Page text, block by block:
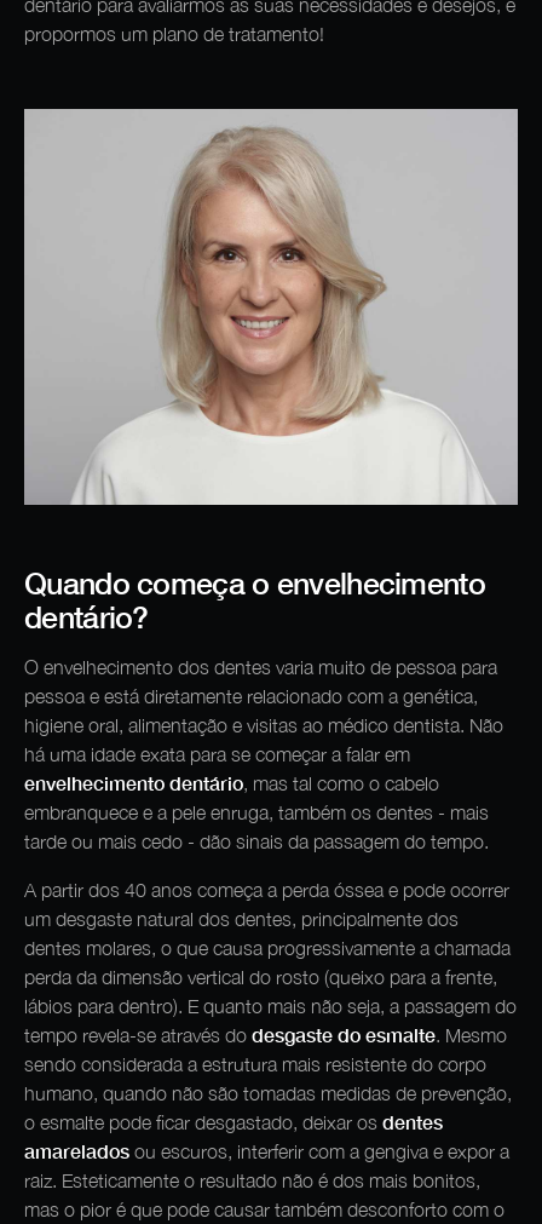
dentário para avaliarmos as suas necessidades e desejos, e
propormos um plano de tratamento!
Quando começa o envelhecimento
dentário?
O envelhecimento dos dentes varia muito de pessoa para
pessoa e está diretamente relacionado com a genética,
higiene oral, alimentação e visitas ao médico dentista. Não
há uma idade exata para se começar a falar em
envelhecimento dentário, mas tal como o cabelo
embranquece e a pele enruga, também os dentes - mais
tarde ou mais cedo - dão sinais da passagem do tempo.
A partir dos 40 anos começa a perda óssea e pode ocorrer
um desgaste natural dos dentes, principalmente dos
dentes molares, o que causa progressivamente a chamada
perda da dimensão vertical do rosto (queixo para a frente,
lábios para dentro). E quanto mais não seja, a passagem do
tempo revela-se através do desgaste do esmalte. Mesmo
sendo considerada a estrutura mais resistente do corpo
humano, quando não são tomadas medidas de prevenção,
o esmalte pode ficar desgastado, deixar os dentes
amarelados ou escuros, interferir com a gengiva e expor a
raiz. Esteticamente o resultado não é dos mais bonitos,
mas o pior é que pode causar também desconforto com o